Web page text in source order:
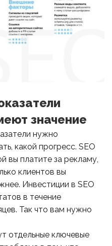
значение
нужно
какой прогресс. SEO
вы платите за рекламу,
клиентов вы
Инвестиции в SEO
в течение
Так что вам нужно
отдельные ключевые